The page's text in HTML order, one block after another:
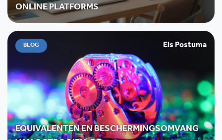
ONLINE PLATFORMS
BLOG Els Postuma
EQUIVALENTEN EN BESCHERMINGSOMVANG